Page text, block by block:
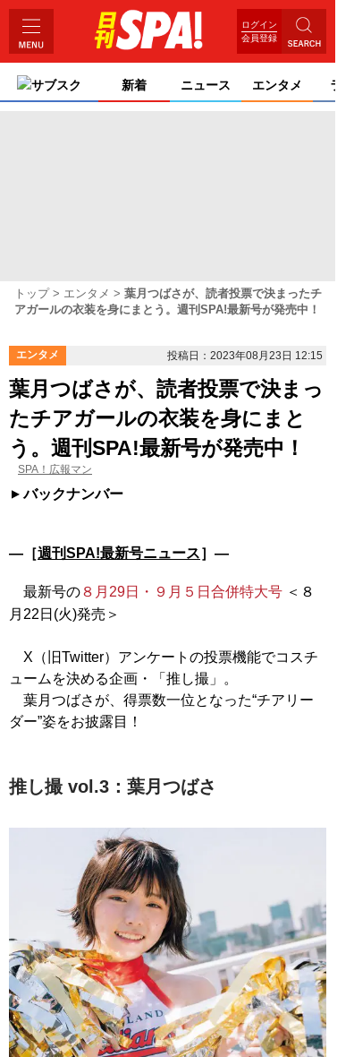
ログイン
会員登録
サブスク 新着 ニュース エンタメ ライ
トップ エンタメ
葉月つばさが、読者投票で決まったチ
アガールの衣装を身にまとう。週刊SPA!最新号が発売中！
エンタメ 投稿日：2023年08月23日 12:15
葉月つばさが、読者投票で決まっ
たチアガールの衣装を身にまと
う。週刊SPA!最新号が発売中！
SPA！広報マン
バックナンバー
―［週刊SPA!最新号ニュース］―
最新号の８月29日・９月５日合併特大号 ＜８
月22日(火)発売＞
X（旧Twitter）アンケートの投票機能でコスチ
ュームを決める企画・「推し撮」。
葉月つばさが、得票数一位となった“チアリー
ダー”姿をお披露目！
推し撮 vol.3：葉月つばさ